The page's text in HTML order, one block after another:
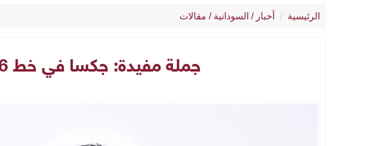
الرئيسية أخبار / السودانية / مقالات
جملة مفيدة: جكسا في خط 6